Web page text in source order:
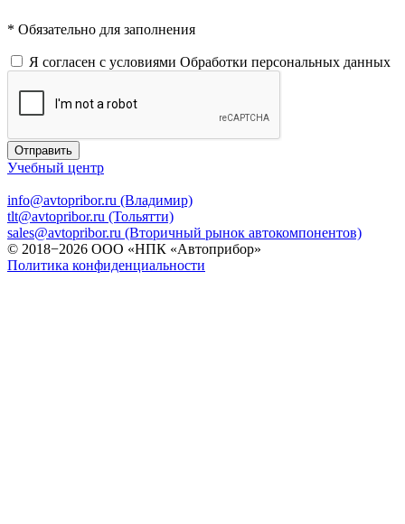
* Обязательно для заполнения
Я согласен с условиями Обработки персональных данных
Отправить
Учебный центр
info@avtopribor.ru (Владимир)
tlt@avtopribor.ru (Тольятти)
sales@avtopribor.ru (Вторичный рынок автокомпонентов)
© 2018−2026 ООО «НПК «Автоприбор»
Политика конфиденциальности